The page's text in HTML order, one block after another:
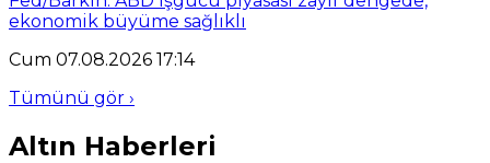
ekonomik büyüme sağlıklı
Cum 07.08.2026 17:14
Tümünü gör ›
Altın Haberleri